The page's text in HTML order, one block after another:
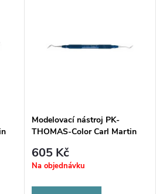
Modelovací nástroj PK-
THOMAS-Color Carl Martin
605 Kč
Na objednávku